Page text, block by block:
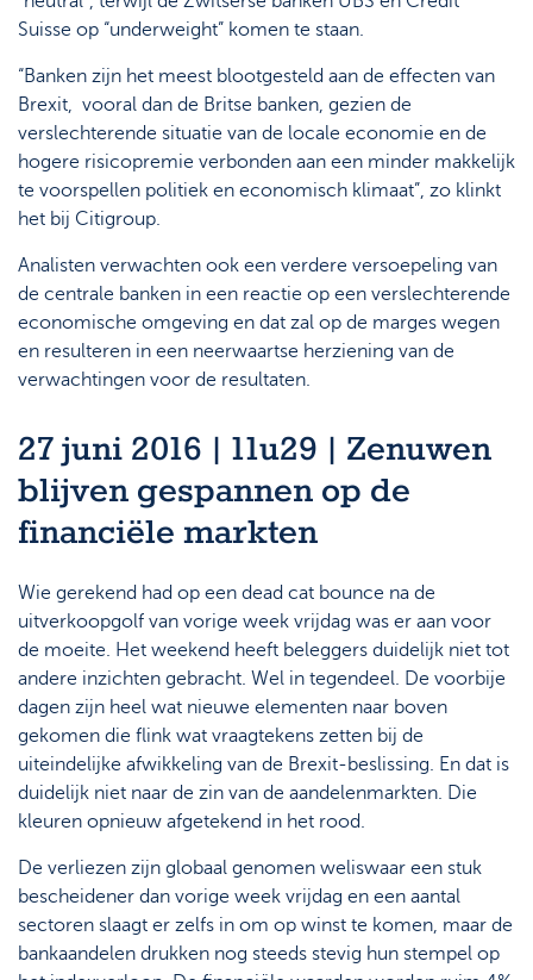
Suisse op “underweight” komen te staan.
“Banken zijn het meest blootgesteld aan de effecten van
Brexit, vooral dan de Britse banken, gezien de
verslechterende situatie van de locale economie en de
hogere risicopremie verbonden aan een minder makkelijk
te voorspellen politiek en economisch klimaat”, zo klinkt
het bij Citigroup.
Analisten verwachten ook een verdere versoepeling van
de centrale banken in een reactie op een verslechterende
economische omgeving en dat zal op de marges wegen
en resulteren in een neerwaartse herziening van de
verwachtingen voor de resultaten.
27 juni 2016 | 11u29 | Zenuwen
blijven gespannen op de
financiële markten
Wie gerekend had op een dead cat bounce na de
uitverkoopgolf van vorige week vrijdag was er aan voor
de moeite. Het weekend heeft beleggers duidelijk niet tot
andere inzichten gebracht. Wel in tegendeel. De voorbije
dagen zijn heel wat nieuwe elementen naar boven
gekomen die flink wat vraagtekens zetten bij de
uiteindelijke afwikkeling van de Brexit-beslissing. En dat is
duidelijk niet naar de zin van de aandelenmarkten. Die
kleuren opnieuw afgetekend in het rood.
De verliezen zijn globaal genomen weliswaar een stuk
bescheidener dan vorige week vrijdag en een aantal
sectoren slaagt er zelfs in om op winst te komen, maar de
bankaandelen drukken nog steeds stevig hun stempel op